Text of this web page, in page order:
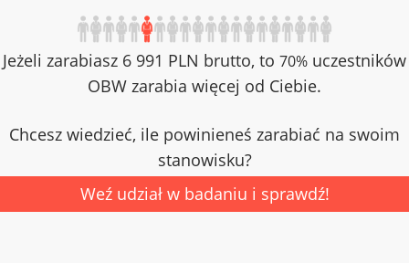
Jeżeli zarabiasz 6 991 PLN brutto, to 70% uczestników
OBW zarabia więcej od Ciebie.
Chcesz wiedzieć, ile powinieneś zarabiać na swoim
stanowisku?
Weź udział w badaniu i sprawdź!